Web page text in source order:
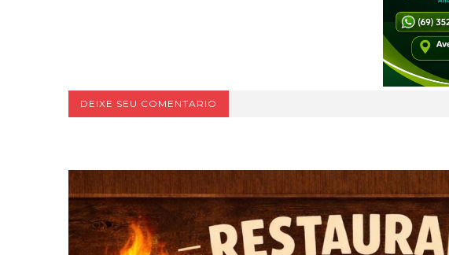
DEIXE SEU COMENTARIO